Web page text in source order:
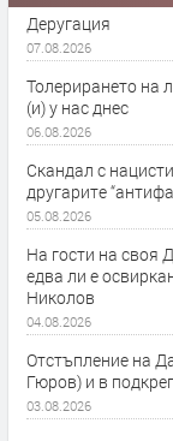
Деругация
07.08.2026
Толерирането на
(и) у нас днес
06.08.2026
Скандал с
другарите
05.08.2026
На гости на своя
едва ли е
Николов
04.08.2026
Отстъпление на
Гюров) и в
03.08.2026